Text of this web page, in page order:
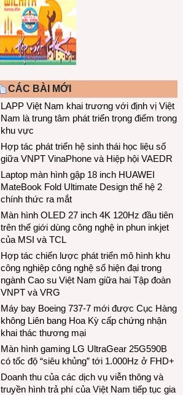
CÁC BÀI MỚI
LAPP Việt Nam khai trương với định vị Việt
Nam là trung tâm phát triển trọng điểm trong
khu vực
Hợp tác phát triển hệ sinh thái học liệu số
giữa VNPT VinaPhone và Hiệp hội VAEDR
Laptop màn hình gập 18 inch HUAWEI
MateBook Fold Ultimate Design thế hệ 2
chính thức ra mắt
Màn hình OLED 27 inch 4K 120Hz đầu tiên
trên thế giới dùng công nghệ in phun inkjet
của MSI và TCL
Hợp tác chiến lược phát triển mô hình khu
công nghiệp công nghệ số hiện đại trong
ngành Cao su Việt Nam giữa hai Tập đoàn
VNPT và VRG
Máy bay Boeing 737-7 mới được Cục Hàng
không Liên bang Hoa Kỳ cấp chứng nhận
khai thác thương mại
Màn hình gaming LG UltraGear 25G590B
có tốc độ “siêu khủng” tới 1.000Hz ở FHD+
Doanh thu của các dịch vụ viễn thông và
truyền hình trả phí của Việt Nam tiếp tục gia